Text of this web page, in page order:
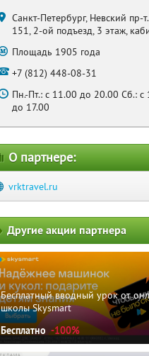
Санкт-Петербург, Невский пр-
151, 2-ой подъезд, 3 этаж,
Площадь 1905 года
+7 (812) 448-08-31
Пн.-Пт.: с 11.00 до 20.00 Сб.: с
до 17.00
О партнере:
vrktravel.ru
Другие акции партнера
Бесплатный вводный урок от
школы Skysmart
Бесплатно -100%